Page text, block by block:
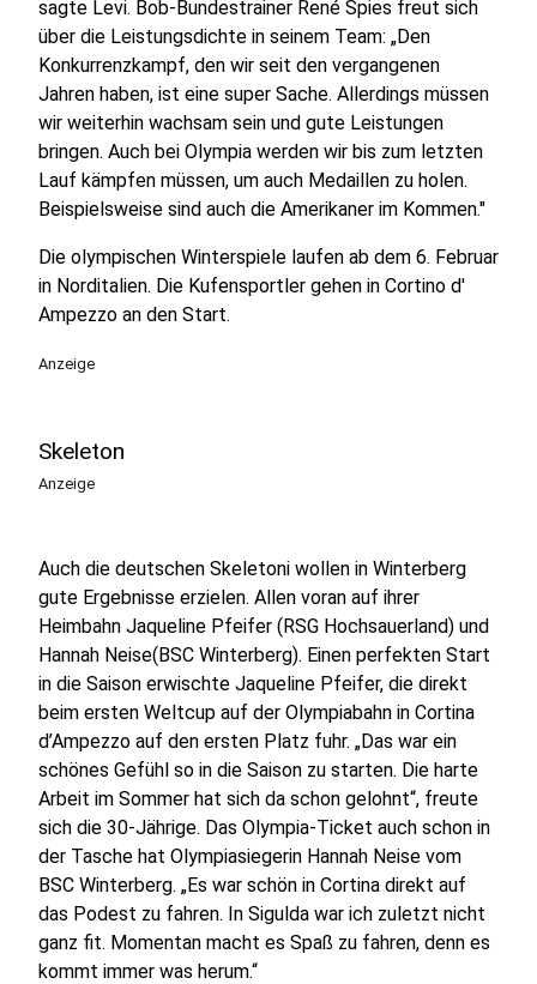
sagte Levi. Bob-Bundestrainer René Spies freut sich
über die Leistungsdichte in seinem Team: „Den
Konkurrenzkampf, den wir seit den vergangenen
Jahren haben, ist eine super Sache. Allerdings müssen
wir weiterhin wachsam sein und gute Leistungen
bringen. Auch bei Olympia werden wir bis zum letzten
Lauf kämpfen müssen, um auch Medaillen zu holen.
Beispielsweise sind auch die Amerikaner im Kommen."
Die olympischen Winterspiele laufen ab dem 6. Februar
in Norditalien. Die Kufensportler gehen in Cortino d'
Ampezzo an den Start.
Anzeige
Skeleton
Anzeige
Auch die deutschen Skeletoni wollen in Winterberg
gute Ergebnisse erzielen. Allen voran auf ihrer
Heimbahn Jaqueline Pfeifer (RSG Hochsauerland) und
Hannah Neise(BSC Winterberg). Einen perfekten Start
in die Saison erwischte Jaqueline Pfeifer, die direkt
beim ersten Weltcup auf der Olympiabahn in Cortina
d’Ampezzo auf den ersten Platz fuhr. „Das war ein
schönes Gefühl so in die Saison zu starten. Die harte
Arbeit im Sommer hat sich da schon gelohnt“, freute
sich die 30-Jährige. Das Olympia-Ticket auch schon in
der Tasche hat Olympiasiegerin Hannah Neise vom
BSC Winterberg. „Es war schön in Cortina direkt auf
das Podest zu fahren. In Sigulda war ich zuletzt nicht
ganz fit. Momentan macht es Spaß zu fahren, denn es
kommt immer was herum.“